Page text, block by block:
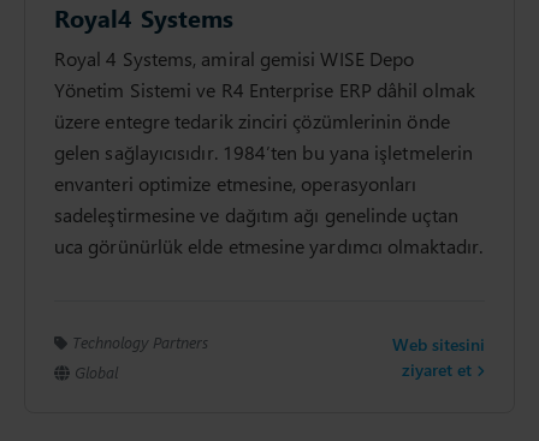
Royal4 Systems
Royal 4 Systems, amiral gemisi WISE Depo
Yönetim Sistemi ve R4 Enterprise ERP dâhil olmak
üzere entegre tedarik zinciri çözümlerinin önde
gelen sağlayıcısıdır. 1984’ten bu yana işletmelerin
envanteri optimize etmesine, operasyonları
sadeleştirmesine ve dağıtım ağı genelinde uçtan
uca görünürlük elde etmesine yardımcı olmaktadır.
Technology Partners
Global
Web sitesini
ziyaret et